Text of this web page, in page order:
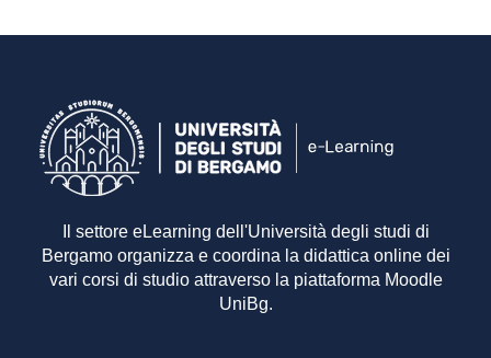
Il settore eLearning dell'Università degli studi di
Bergamo organizza e coordina la didattica online dei
vari corsi di studio attraverso la piattaforma Moodle
UniBg.